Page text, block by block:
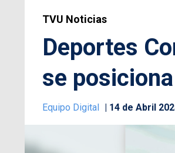
TVU Noticias
Deportes
se
Equipo Digital 14 de Abril